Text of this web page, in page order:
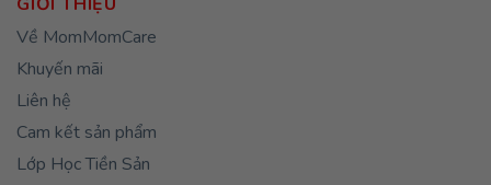
GIỚI THIỆU
Về MomMomCare
Khuyến mãi
Liên hệ
Cam kết sản phẩm
Lớp Học Tiền Sản